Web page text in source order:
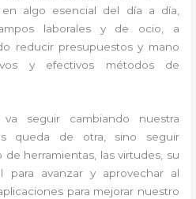
algo esencial del día a día,
laborales y de ocio, a
reducir presupuestos y mano
y efectivos métodos de
seguir cambiando nuestra
queda de otra, sino seguir
herramientas, las virtudes, su
para avanzar y aprovechar al
para mejorar nuestro